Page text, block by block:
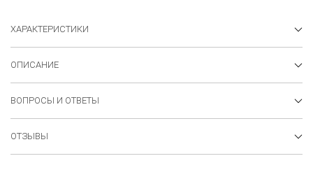
ХАРАКТЕРИСТИКИ
ОПИСАНИЕ
ВОПРОСЫ И ОТВЕТЫ
ОТЗЫВЫ